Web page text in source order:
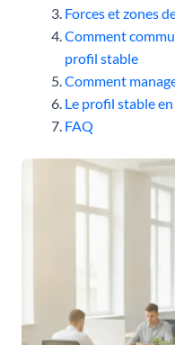
Forces et zones
Comment
profil stable
Comment
Le profil stable
FAQ